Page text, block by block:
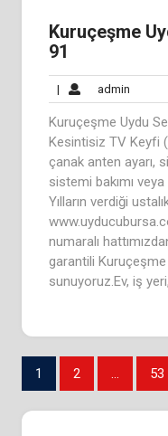
Kuruçeşme
91
| admin
Kuruçeşme Uydu
Kesintisiz TV Keyfi
çanak anten ayarı,
sistemi bakımı
Yılların verdiği
numaralı
garantili
sunuyoruz.Ev, iş
Yazı
sayfalaması
1 2 … 53